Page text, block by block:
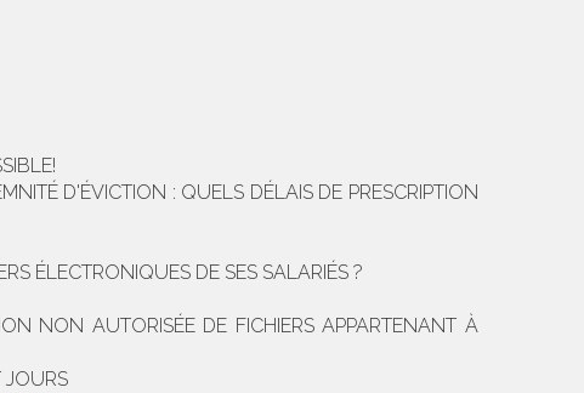
D'ÉVICTION : QUELS DÉLAIS DE PRESCRIPTION
ÉLECTRONIQUES DE SES SALARIÉS ?
NON AUTORISÉE DE FICHIERS APPARTENANT À
JOURS